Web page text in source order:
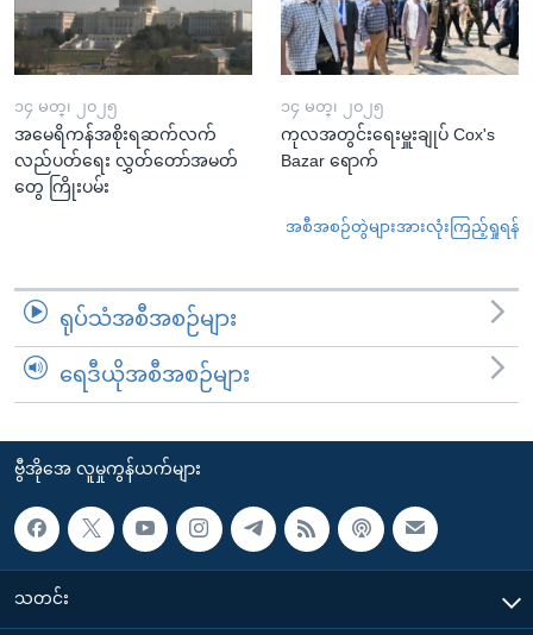
၁၄ မတ္၊ ၂၀၂၅
အမေရိကန်အစိုးရဆက်လက်
လည်ပတ်ရေး လွှတ်တော်အမတ်
တွေ ကြိုးပမ်း
၁၄ မတ္၊ ၂၀၂၅
ကုလအတွင်းရေးမှူးချုပ် Cox's
Bazar ရောက်
အစီအစဉ်တွဲများအားလုံးကြည့်ရှုရန်
ရုပ်သံအစီအစဉ်များ
ရေဒီယိုအစီအစဉ်များ
ဗွီအိုအေ လူမှုကွန်ယက်များ
သတင်း